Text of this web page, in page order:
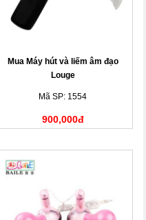
Mua Máy hút và liếm âm đạo
Louge
Mã SP: 1554
900,000đ